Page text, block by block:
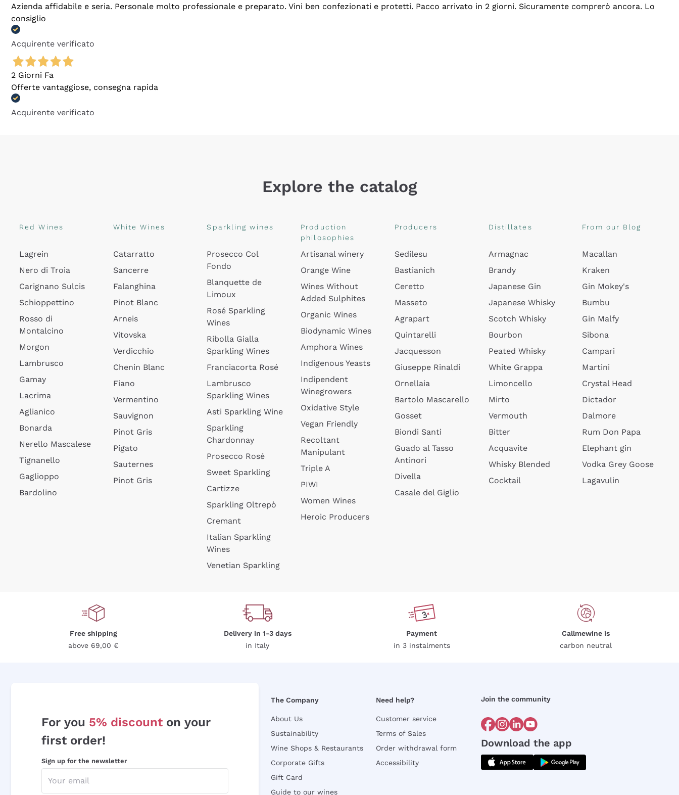
Azienda affidabile e seria. Personale molto professionale e preparato. Vini ben confezionati e protetti. Pacco arrivato in 2 giorni. Sicuramente comprerò ancora. Lo
consiglio
Acquirente verificato
2 Giorni Fa
Offerte vantaggiose, consegna rapida
Acquirente verificato
Explore the catalog
Red Wines
Lagrein
Nero di Troia
Carignano Sulcis
Schioppettino
Rosso di
Montalcino
Morgon
Lambrusco
Gamay
Lacrima
Aglianico
Bonarda
Nerello Mascalese
Tignanello
Gaglioppo
Bardolino
White Wines
Catarratto
Sancerre
Falanghina
Pinot Blanc
Arneis
Vitovska
Verdicchio
Chenin Blanc
Fiano
Vermentino
Sauvignon
Pinot Gris
Pigato
Sauternes
Pinot Gris
Sparkling wines
Prosecco Col
Fondo
Blanquette de
Limoux
Rosé Sparkling
Wines
Ribolla Gialla
Sparkling Wines
Franciacorta Rosé
Lambrusco
Sparkling Wines
Asti Sparkling Wine
Sparkling
Chardonnay
Prosecco Rosé
Sweet Sparkling
Cartizze
Sparkling Oltrepò
Cremant
Italian Sparkling
Wines
Venetian Sparkling
Production
philosophies
Artisanal winery
Orange Wine
Wines Without
Added Sulphites
Organic Wines
Biodynamic Wines
Amphora Wines
Indigenous Yeasts
Indipendent
Winegrowers
Oxidative Style
Vegan Friendly
Recoltant
Manipulant
Triple A
PIWI
Women Wines
Heroic Producers
Producers
Sedilesu
Bastianich
Ceretto
Masseto
Agrapart
Quintarelli
Jacquesson
Giuseppe Rinaldi
Ornellaia
Bartolo Mascarello
Gosset
Biondi Santi
Guado al Tasso
Antinori
Divella
Casale del Giglio
Distillates
Armagnac
Brandy
Japanese Gin
Japanese Whisky
Scotch Whisky
Bourbon
Peated Whisky
White Grappa
Limoncello
Mirto
Vermouth
Bitter
Acquavite
Whisky Blended
Cocktail
From our Blog
Macallan
Kraken
Gin Mokey's
Bumbu
Gin Malfy
Sibona
Campari
Martini
Crystal Head
Dictador
Dalmore
Rum Don Papa
Elephant gin
Vodka Grey Goose
Lagavulin
Free shipping
above 69,00 €
Delivery in 1-3 days
in Italy
Payment
in 3 instalments
Callmewine is
carbon neutral
For you 5% discount on your
first order!
Sign up for the newsletter
The Company
About Us
Sustainability
Wine Shops & Restaurants
Corporate Gifts
Gift Card
Guide to our wines
Need help?
Customer service
Terms of Sales
Order withdrawal form
Accessibility
Join the community
Download the app